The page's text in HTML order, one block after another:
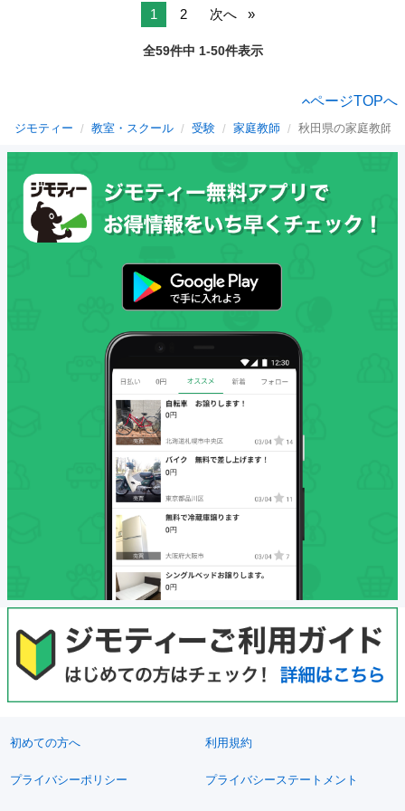
1 2 次へ
全59件中 1-50件表示
ページTOPへ
ジモティー 教室・スクール 受験 家庭教師 秋田県の家庭教師
初めての方へ 利用規約
プライバシーポリシー プライバシーステートメント